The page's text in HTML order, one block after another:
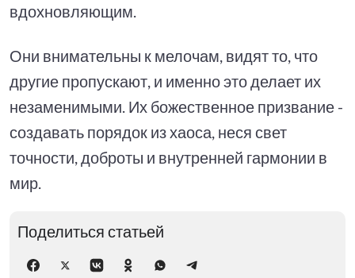
вдохновляющим.
Они внимательны к мелочам, видят то, что
другие пропускают, и именно это делает их
незаменимыми. Их божественное призвание -
создавать порядок из хаоса, неся свет
точности, доброты и внутренней гармонии в
мир.
Поделиться статьей